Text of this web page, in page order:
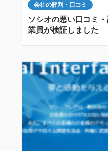
会社の評判・口コミ
ソシオの悪い口コミ
業員が検証しました